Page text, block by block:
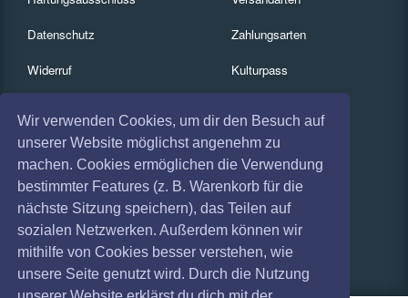
Wir verwenden Cookies, um dir den Besuch auf
unserer Website möglichst angenehm zu
machen. Cookies ermöglichen die Verwendung
bestimmter Features (z. B. Warenkorb für die
nächste Sitzung speichern), das Teilen auf
sozialen Netzwerken. Außerdem können wir
mithilfe von Cookies besser verstehen, wie
unsere Seite genutzt wird. Durch die Nutzung
Datenschutz
Widerruf
Absagen
Coronavirus (COVID 19)
Zahlungsarten
Kulturpass
Services
Gutscheine
Geschäftskunden
Kartenrückgabe
Besucherregistrierung